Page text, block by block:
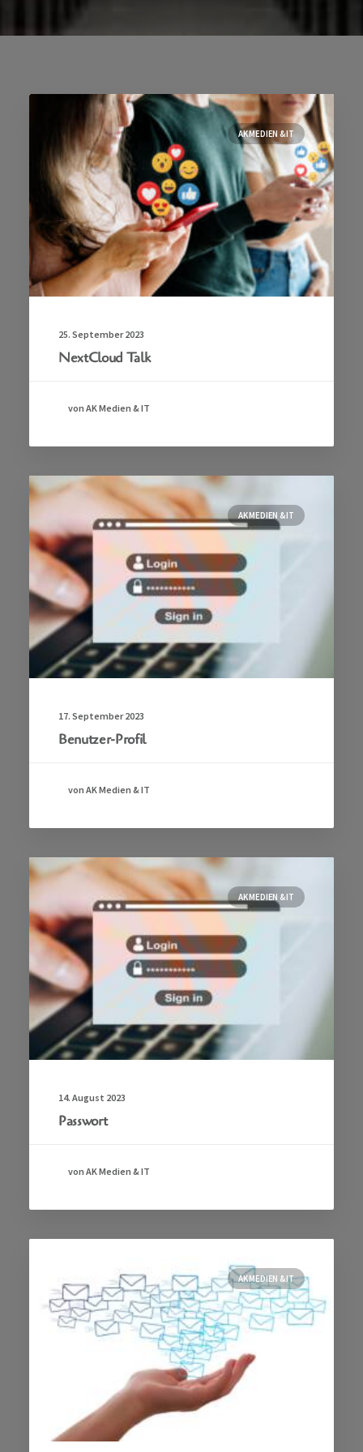
Speiseplan
AK MEDIEN & IT
25. September 2023
NextCloud Talk
von AK Medien & IT
AK MEDIEN & IT
17. September 2023
Benutzer-Profil
von AK Medien & IT
AK MEDIEN & IT
14. August 2023
Passwort
von AK Medien & IT
AK MEDIEN & IT